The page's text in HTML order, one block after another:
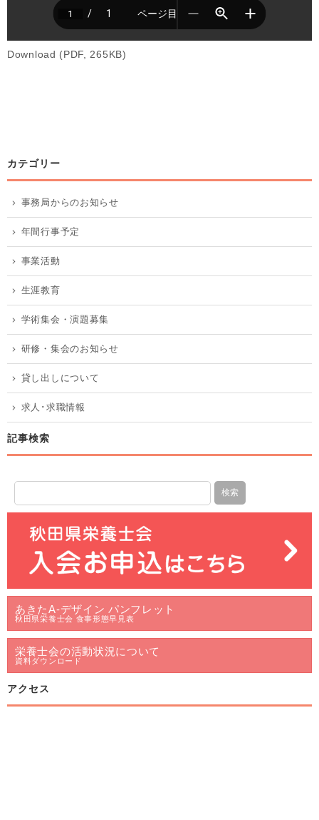
Download (PDF, 265KB)
カテゴリー
事務局からのお知らせ
年間行事予定
事業活動
生涯教育
学術集会・演題募集
研修・集会のお知らせ
貸し出しについて
求人･求職情報
記事検索
あきたA-デザイン パンフレット
秋田県栄養士会 食事形態早見表
栄養士会の活動状況について
資料ダウンロード
アクセス